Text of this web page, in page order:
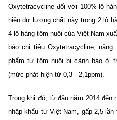
Oxytetracycline đối với 100% lô
hiện dư lượng chất này trong 2 lô
4 lô hàng tôm nuôi của Việt Nam
báo chỉ tiêu Oxytetracycline,
phẩm từ tôm nuôi bị cảnh báo ở
(mức phát hiện từ 0,3 - 2,1ppm).
Trong khi đó, từ đầu năm 2014 đến
nhập khẩu từ Việt Nam, gấp 2,5